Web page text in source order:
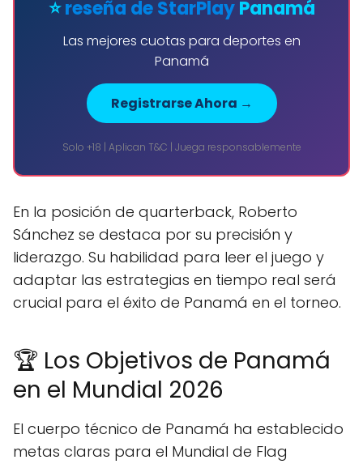
⭐reseña de StarPlayPanamá
Las mejores cuotas para deportes en
Panamá
Registrarse Ahora →
Solo +18 | Aplican T&C | Juega responsablemente
En la posición de quarterback, Roberto
Sánchez se destaca por su precisión y
liderazgo. Su habilidad para leer el juego y
adaptar las estrategias en tiempo real será
crucial para el éxito de Panamá en el torneo.
🏆 Los Objetivos de Panamá
en el Mundial 2026
El cuerpo técnico de Panamá ha establecido
metas claras para el Mundial de Flag